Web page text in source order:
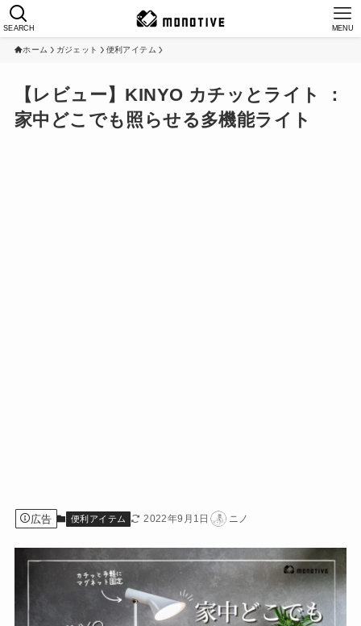
SEARCH MENU
ホーム ガジェット 便利アイテム
【レビュー】KINYO カチッとライト ：
家中どこでも照らせる多機能ライト
広告 便利アイテム 2022年9月1日 ニノ